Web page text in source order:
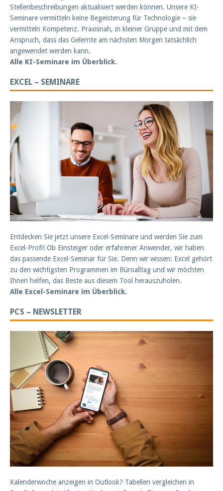
Stellenbeschreibungen aktualisiert werden können. Unsere KI-
Seminare vermitteln keine Begeisterung für Technologie – sie
vermitteln Kompetenz. Praxisnah, in kleiner Gruppe und mit dem
Anspruch, dass das Gelernte am nächsten Morgen tatsächlich
angewendet werden kann.
Alle KI-Seminare im Überblick.
EXCEL – SEMINARE
Entdecken Sie jetzt unsere Excel-Seminare und werden Sie zum
Excel-Profi! Ob Einsteiger oder erfahrener Anwender, wir haben
das passende Excel-Seminar für Sie. Denn wir wissen: Excel gehört
zu den wichtigsten Programmen im Büroalltag und wir möchten
Ihnen helfen, das Beste aus diesem Tool herauszuholen.
Alle Excel-Seminare im Überblick.
PCS – NEWSLETTER
Kalenderwoche anzeigen in Outlook? Tabellen vergleichen in